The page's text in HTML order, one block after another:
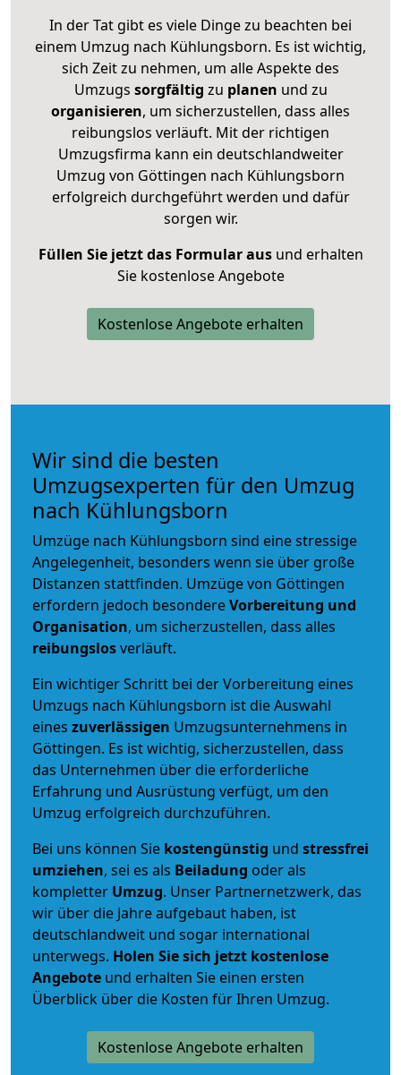
In der Tat gibt es viele Dinge zu beachten bei
einem Umzug nach Kühlungsborn. Es ist wichtig,
sich Zeit zu nehmen, um alle Aspekte des
Umzugs sorgfältig zu planen und zu
organisieren, um sicherzustellen, dass alles
reibungslos verläuft. Mit der richtigen
Umzugsfirma kann ein deutschlandweiter
Umzug von Göttingen nach Kühlungsborn
erfolgreich durchgeführt werden und dafür
sorgen wir.
Füllen Sie jetzt das Formular ausund erhalten
Sie kostenlose Angebote
Kostenlose Angebote erhalten
Wir sind die besten
Umzugsexperten für den Umzug
nach Kühlungsborn
Umzüge nach Kühlungsborn sind eine stressige
Angelegenheit, besonders wenn sie über große
Distanzen stattfinden. Umzüge von Göttingen
erfordern jedoch besondereVorbereitung und
Organisation, um sicherzustellen, dass alles
reibungslosverläuft.
Ein wichtiger Schritt bei der Vorbereitung eines
Umzugs nach Kühlungsborn ist die Auswahl
eines zuverlässigen Umzugsunternehmens in
Göttingen. Es ist wichtig, sicherzustellen, dass
das Unternehmen über die erforderliche
Erfahrung und Ausrüstung verfügt, um den
Umzug erfolgreich durchzuführen.
Bei uns können Sie kostengünstig und stressfrei
umziehen, sei es als Beiladung oder als
kompletter Umzug. Unser Partnernetzwerk, das
wir über die Jahre aufgebaut haben, ist
deutschlandweit und sogar international
unterwegs. Holen Sie sich jetzt kostenlose
Angebote und erhalten Sie einen ersten
Überblick über die Kosten für Ihren Umzug.
Kostenlose Angebote erhalten